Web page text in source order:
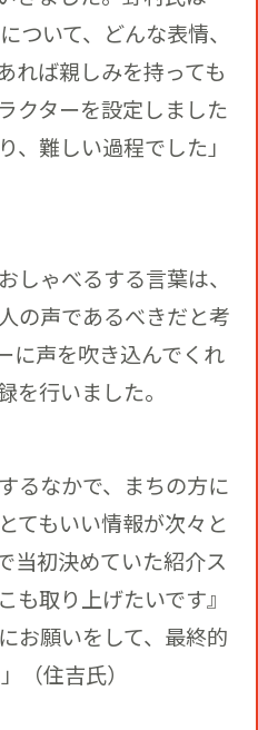
ついて、どんな表情、
れば親しみを持っても
クターを設定しました
、難しい過程でした」
しゃべるする言葉は、
の声であるべきだと考
に声を吹き込んでくれ
を行いました。
るなかで、まちの方に
てもいい情報が次々と
当初決めていた紹介ス
も取り上げたいです』
お願いをして、最終的
（住吉氏）